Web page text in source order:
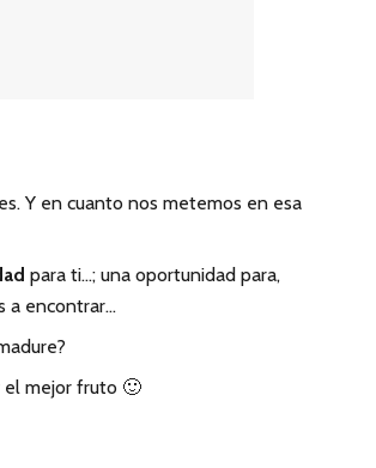
Y en cuanto nos metemos en esa
para ti…; una oportunidad para,
a encontrar…
el mejor fruto 🙂